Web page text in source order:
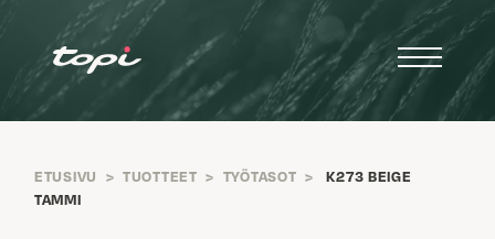
ETUSIVU > TUOTTEET > TYÖTASOT >
K273 BEIGE
TAMMI